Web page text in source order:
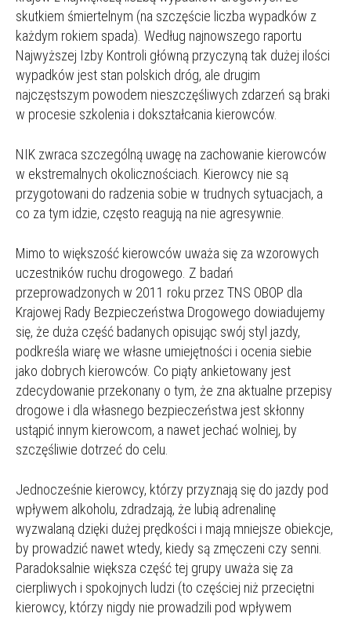
skutkiem śmiertelnym (na szczęście liczba wypadków z
każdym rokiem spada). Według najnowszego raportu
Najwyższej Izby Kontroli główną przyczyną tak dużej ilości
wypadków jest stan polskich dróg, ale drugim
najczęstszym powodem nieszczęśliwych zdarzeń są braki
w procesie szkolenia i dokształcania kierowców.
NIK zwraca szczególną uwagę na zachowanie kierowców
w ekstremalnych okolicznościach. Kierowcy nie są
przygotowani do radzenia sobie w trudnych sytuacjach, a
co za tym idzie, często reagują na nie agresywnie.
Mimo to większość kierowców uważa się za wzorowych
uczestników ruchu drogowego. Z badań
przeprowadzonych w 2011 roku przez TNS OBOP dla
Krajowej Rady Bezpieczeństwa Drogowego dowiadujemy
się, że duża część badanych opisując swój styl jazdy,
podkreśla wiarę we własne umiejętności i ocenia siebie
jako dobrych kierowców. Co piąty ankietowany jest
zdecydowanie przekonany o tym, że zna aktualne przepisy
drogowe i dla własnego bezpieczeństwa jest skłonny
ustąpić innym kierowcom, a nawet jechać wolniej, by
szczęśliwie dotrzeć do celu.
Jednocześnie kierowcy, którzy przyznają się do jazdy pod
wpływem alkoholu, zdradzają, że lubią adrenalinę
wyzwalaną dzięki dużej prędkości i mają mniejsze obiekcje,
by prowadzić nawet wtedy, kiedy są zmęczeni czy senni.
Paradoksalnie większa część tej grupy uważa się za
cierpliwych i spokojnych ludzi (to częściej niż przeciętni
kierowcy, którzy nigdy nie prowadzili pod wpływem